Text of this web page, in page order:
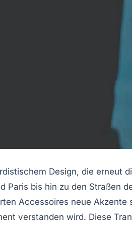
Design, die erneut
Paris bis hin zu den Straßen
Accessoires neue Akzente
verstanden wird. Diese